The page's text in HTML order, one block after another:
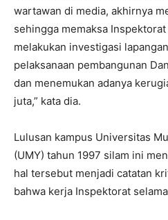
wartawan di media, akhirnya
sehingga memaksa
melakukan investigasi
pelaksanaan pembangunan
dan menemukan adanya
juta,” kata dia.
Lulusan kampus Universitas
(UMY) tahun 1997 silam ini
hal tersebut menjadi catatan
bahwa kerja Inspektorat